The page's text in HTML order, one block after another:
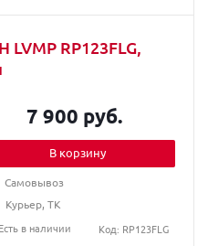
LVMP RP123FLG,
7 900 руб.
В корзину
Самовывоз
Курьер, ТК
Есть в наличии
Код: RP123FLG